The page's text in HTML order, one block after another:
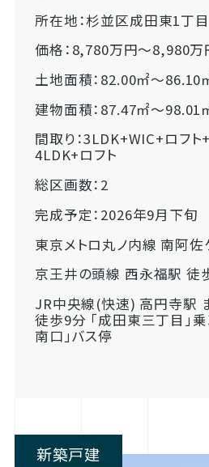
所在地：杉並区成田東1丁目
価格：8,780万円～8,980万
土地面積：82.00㎡～86.10
建物面積：87.47㎡～98.01
間取り：3LDK+WIC+ロフ
4LDK+ロフト
総区画数：2
完成予定：2026年9月下旬
東京メトロ丸ノ内線 南阿
京王井の頭線 西永福駅 徒
JR中央線(快速) 高円寺駅
徒歩9分 「成田東三丁目」
南口」バス停
新築戸建